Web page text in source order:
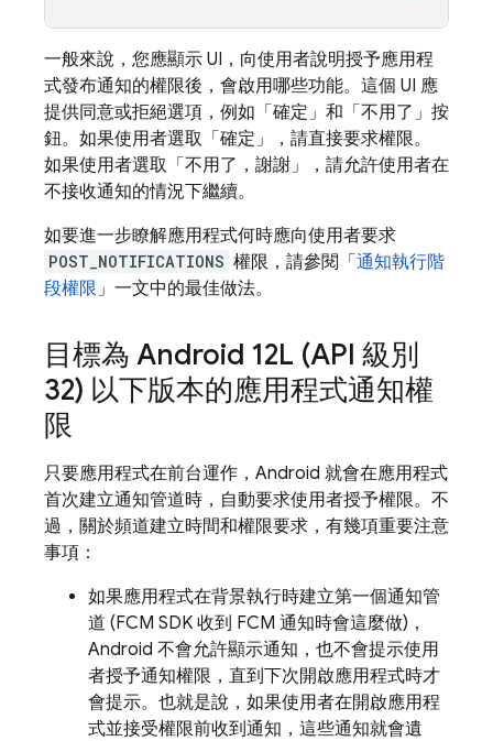
一般來說，您應顯示 UI，向使用者說明授予應用程
式發布通知的權限後，會啟用哪些功能。這個 UI 應
提供同意或拒絕選項，例如「確定」 和「不用了」 按
鈕。如果使用者選取「確定」
，請直接要求權限。
如果使用者選取「不用了，謝謝」
，請允許使用者在
不接收通知的情況下繼續。
如要進一步瞭解應用程式何時應向使用者要求
POST_NOTIFICATIONS 權限，請參閱「 通知執行階
段權限」一文中的最佳做法。
目標為 Android 12L (API 級別
32) 以下版本的應用程式通知權
限
只要應用程式在前台運作，Android 就會在應用程式
首次建立通知管道時，自動要求使用者授予權限。不
過，關於頻道建立時間和權限要求，有幾項重要注意
事項：
如果應用程式在背景執行時建立第一個通知管
道 (FCM SDK 收到 FCM 通知時會這麼做)，
Android 不會允許顯示通知，也不會提示使用
者授予通知權限，直到下次開啟應用程式時才
會提示。也就是說，如果使用者在開啟應用程
式並接受權限前收到通知，這些通知就會遺